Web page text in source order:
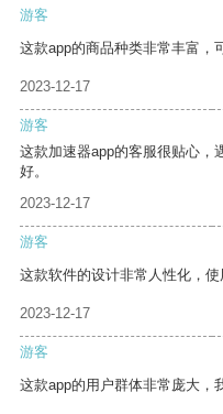
游客
这款app的商品种类非常丰富，
2023-12-17
游客
这款加速器app的客服很贴心，
好。
2023-12-17
游客
这款软件的设计非常人性化，使
2023-12-17
游客
这款app的用户群体非常庞大，